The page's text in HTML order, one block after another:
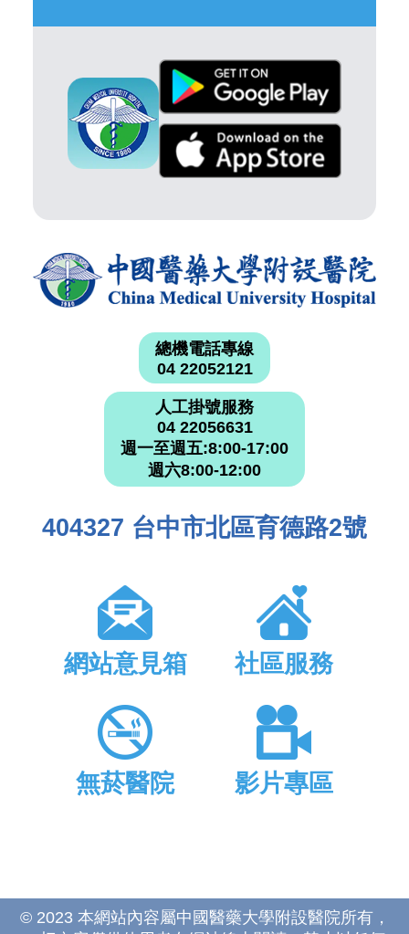
總機電話專線
04 22052121
人工掛號服務
04 22056631
週一至週五:8:00-17:00
週六8:00-12:00
404327 台中市北區育德路2號
網站意見箱 社區服務
無菸醫院 影片專區
© 2023 本網站內容屬中國醫藥大學附設醫院所有，